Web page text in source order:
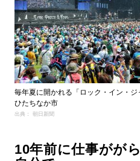
毎年夏に開かれる「ロック・イン・
ひたちなか市
出典： 朝日新聞
10年前に仕事がが